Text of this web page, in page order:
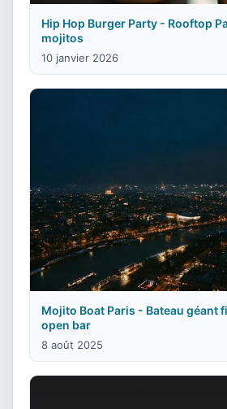
Hip Hop Burger Party - Rooftop
mojitos
10 janvier 2026
Mojito Boat Paris - Bateau géant
open bar
8 août 2025